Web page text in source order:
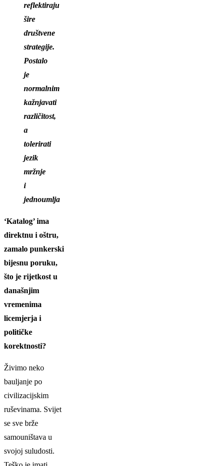
reflektiraju
šire
društvene
strategije.
Postalo
je
normalnim
kažnjavati
različitost,
a
tolerirati
jezik
mržnje
i
jednoumlja
‘Katalog’ ima
direktnu i oštru,
zamalo punkerski
bijesnu poruku,
što je rijetkost u
današnjim
vremenima
licemjerja i
političke
korektnosti?
Živimo neko
bauljanje po
civilizacijskim
ruševinama. Svijet
se sve brže
samouništava u
svojoj suludosti.